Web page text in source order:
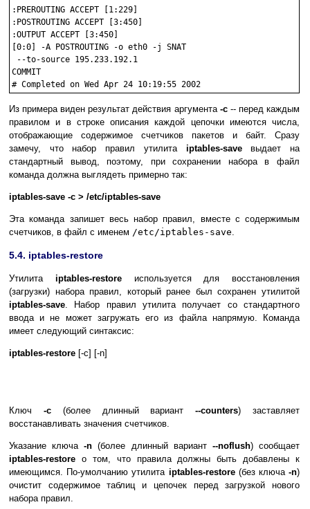
:PREROUTING ACCEPT [1:229]
:POSTROUTING ACCEPT [3:450]
:OUTPUT ACCEPT [3:450]
[0:0] -A POSTROUTING -o eth0 -j SNAT
--to-source 195.233.192.1
COMMIT
Из примера виден результат действия аргумента -c-- перед каждым
правилом и в строке описания каждой цепочки имеются числа,
отображающие содержимое счетчиков пакетов и байт. Сразу
замечу, что набор правил утилита iptables-saveвыдает на
стандартный вывод, поэтому, при сохранении набора в файл
команда должна выглядеть примерно так:
iptables-save -c > /etc/iptables-save
Эта команда запишет весь набор правил, вместе с содержимым
счетчиков, в файл с именем /etc/iptables-save.
5.4. iptables-restore
Утилита iptables-restoreиспользуется для восстановления
(загрузки) набора правил, который ранее был сохранен утилитой
iptables-save. Набор правил утилита получает со стандартного
ввода и не может загружать его из файла напрямую. Команда
имеет следующий синтаксис:
iptables-restore [-c] [-n]
Ключ -c(более длинный вариант--counters) заставляет
восстанавливать значения счетчиков.
Указание ключа-n (более длинный вариант --noflush) сообщает
iptables-restore о том, что правила должны быть добавлены к
имеющимся. По-умолчанию утилита iptables-restore(без ключа -n)
очистит содержимое таблиц и цепочек перед загрузкой нового
набора правил.